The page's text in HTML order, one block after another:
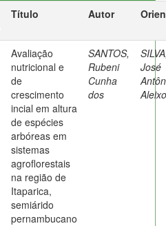
Título Autor
Avaliação
nutricional e
de
crescimento
incial em altura
de espécies
arbóreas em
sistemas
agroflorestais
na região de
Itaparica,
semiárido
pernambucano
SANTOS,
Rubeni
Cunha
dos
José